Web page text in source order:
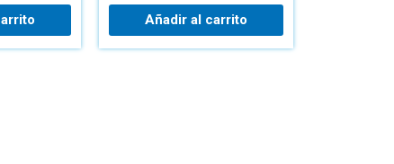
Añadir al carrito